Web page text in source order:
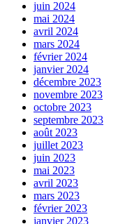
juin 2024
mai 2024
avril 2024
mars 2024
février 2024
janvier 2024
décembre 2023
novembre 2023
octobre 2023
septembre 2023
août 2023
juillet 2023
juin 2023
mai 2023
avril 2023
mars 2023
février 2023
janvier 2023